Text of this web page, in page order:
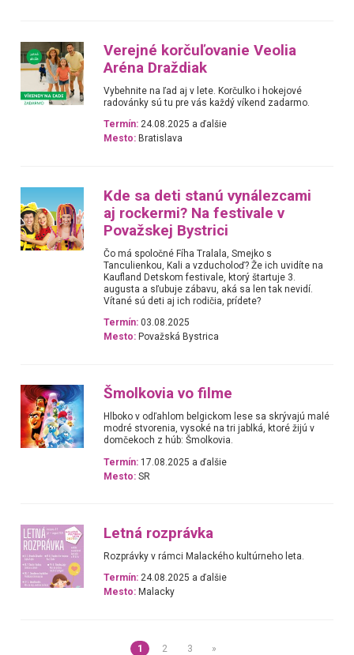
Verejné korčuľovanie Veolia
Aréna Draždiak
Vybehnite na ľad aj v lete. Korčulko i hokejové
radovánky sú tu pre vás každý víkend zadarmo.
Termín: 24.08.2025 a ďalšie
Mesto: Bratislava
Kde sa deti stanú vynálezcami
aj rockermi? Na festivale v
Považskej Bystrici
Čo má spoločné Fíha Tralala, Smejko s
Tanculienkou, Kali a vzducholoď? Že ich uvidíte na
Kaufland Detskom festivale, ktorý štartuje 3.
augusta a sľubuje zábavu, aká sa len tak nevidí.
Vítané sú deti aj ich rodičia, prídete?
Termín: 03.08.2025
Mesto: Považská Bystrica
Šmolkovia vo filme
Hlboko v odľahlom belgickom lese sa skrývajú malé
modré stvorenia, vysoké na tri jablká, ktoré žijú v
domčekoch z húb: Šmolkovia.
Termín: 17.08.2025 a ďalšie
Mesto: SR
Letná rozprávka
Rozprávky v rámci Malackého kultúrneho leta.
Termín: 24.08.2025 a ďalšie
Mesto: Malacky
1 2 3 »